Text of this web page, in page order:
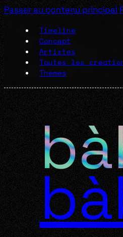
Passer au contenu principal
Timeline
Concept
Artistes
Toutes les
Thèmes